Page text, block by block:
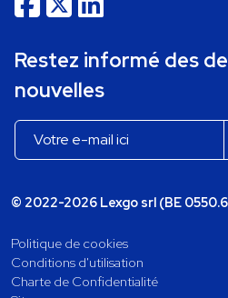
Restez informé des
nouvelles
© 2022-2026 Lexgo srl (BE
Politique de cookies
Conditions d'utilisation
Charte de Confidentialité